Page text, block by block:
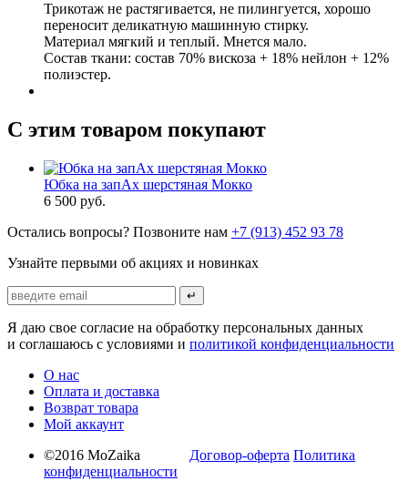
Трикотаж не растягивается, не пилингуется, хорошо
переносит деликатную машинную стирку.
Материал мягкий и теплый. Мнется мало.
Состав ткани: состав 70% вискоза + 18% нейлон + 12%
полиэстер.
С этим товаром покупают
Юбка на запАх шерстяная Мокко
6 500 руб.
Остались вопросы? Позвоните нам +7 (913) 452 93 78
Узнайте первыми об акциях и новинках
↵
Я даю свое согласие на обработку персональных данных
и соглашаюсь с условиями и политикой конфиденциальности
О нас
Оплата и доставка
Возврат товара
Мой аккаунт
©2016 MoZaika
Договор-оферта Политика
конфиденциальности